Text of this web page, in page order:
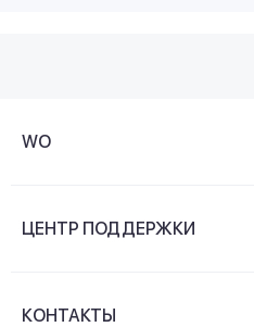
WO
Контакты
ЦЕНТР ПОДДЕРЖКИ
КОНТАКТЫ